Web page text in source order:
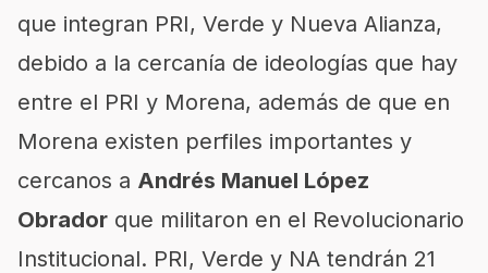
que integran PRI, Verde y Nueva Alianza,
debido a la cercanía de ideologías que hay
entre el PRI y Morena, además de que en
Morena existen perfiles importantes y
cercanos a Andrés Manuel López
Obrador que militaron en el Revolucionario
Institucional. PRI, Verde y NA tendrán 21